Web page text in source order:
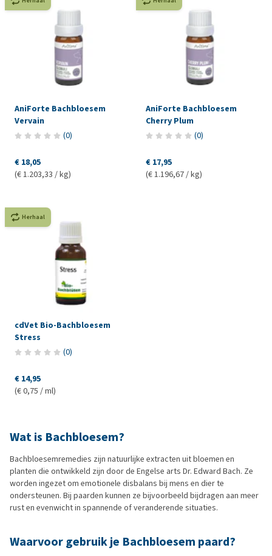
AniForte Bachbloesem
Vervain
(0)
€ 18,05
(€ 1.203,33 / kg)
AniForte Bachbloesem
Cherry Plum
(0)
€ 17,95
(€ 1.196,67 / kg)
Herhaal
cdVet Bio-Bachbloesem
Stress
(0)
€ 14,95
(€ 0,75 / ml)
Wat is Bachbloesem?
Bachbloesemremedies zijn natuurlijke extracten uit bloemen en
planten die ontwikkeld zijn door de Engelse arts Dr. Edward Bach. Ze
worden ingezet om emotionele disbalans bij mens en dier te
ondersteunen. Bij paarden kunnen ze bijvoorbeeld bijdragen aan meer
rust en evenwicht in spannende of veranderende situaties.
Waarvoor gebruik je Bachbloesem paard?